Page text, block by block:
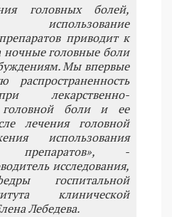
головных болей,
приводит к
головные боли
Мы впервые
распространенность
лекарственно-
головной боли и ее
лечения головной
использования
препаратов», -
исследования,
госпитальной
клинической
Лебедева.